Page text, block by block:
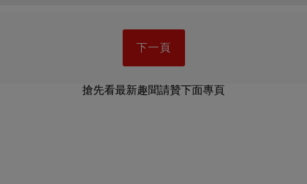
下一頁
搶先看最新趣聞請贊下面專頁